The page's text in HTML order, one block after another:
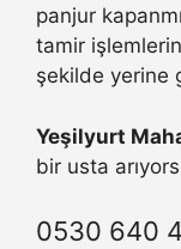
panjur
tamir
şekilde yerine
Yeşilyurt
bir usta
0530 640